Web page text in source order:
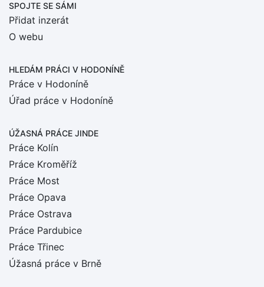
SPOJTE SE SÁMI
Přidat inzerát
O webu
HLEDÁM PRÁCI V HODONÍNĚ
Práce v Hodoníně
Úřad práce v Hodoníně
ÚŽASNÁ PRÁCE JINDE
Práce Kolín
Práce Kroměříž
Práce Most
Práce Opava
Práce Ostrava
Práce Pardubice
Práce Třinec
Úžasná práce v Brně